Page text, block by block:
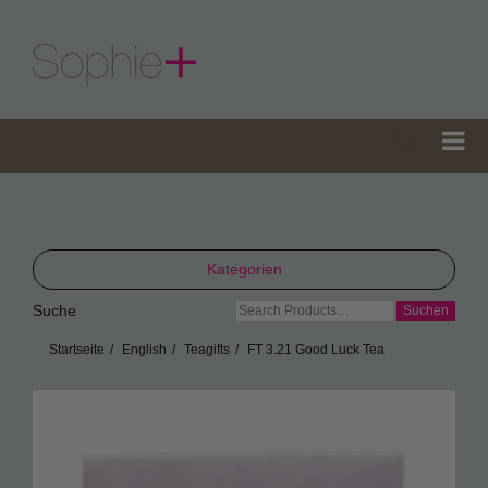
Kategorien
TeaGifts
Suche
Suche
Startseite
English Teagifts FT 3.21 Good Luck Tea